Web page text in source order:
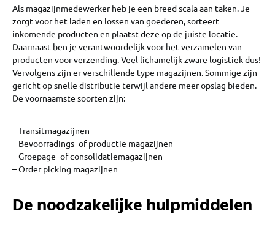
Als magazijnmedewerker heb je een breed scala aan taken. Je
zorgt voor het laden en lossen van goederen, sorteert
inkomende producten en plaatst deze op de juiste locatie.
Daarnaast ben je verantwoordelijk voor het verzamelen van
producten voor verzending. Veel lichamelijk zware logistiek dus!
Vervolgens zijn er verschillende type magazijnen. Sommige zijn
gericht op snelle distributie terwijl andere meer opslag bieden.
De voornaamste soorten zijn:
– Transitmagazijnen
– Bevoorradings- of productie magazijnen
– Groepage- of consolidatiemagazijnen
– Order picking magazijnen
De noodzakelijke hulpmiddelen